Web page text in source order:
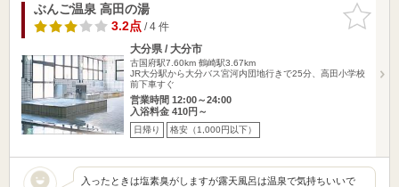
お気に入
りに追加
ぶんご温泉 高田の湯
3.2点/ 4 件
大分県 / 大分市
古国府駅7.60km 鶴崎駅3.67km
JR大分駅から大分バス宮河内団地行きで25分、高田小学校
前下車すぐ
営業時間 12:00～24:00
入浴料金 410円～
日帰り 格安（1,000円以下）
入ったときは塩素臭がしますが露天風呂は温泉で気持ちいいで